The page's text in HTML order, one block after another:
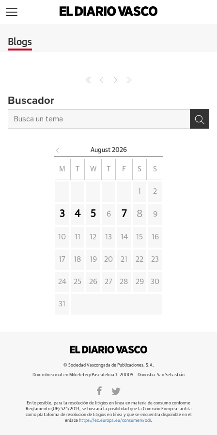
Blogs
Buscador
August 2026
M W F S S
1 2
3 4 5 6 7 8 9
10 11 12 13 14 15 16
17 18 19 20 21 22 23
24 25 26 27 28 29 30
31
© Sociedad Vascongada de Publicaciones, S.A.
Domicilio social en Mikeletegi Pasealekua 1. 20009 - Donostia-San Sebastián
En lo posible, para la resolución de litigios en línea en materia de consumo conforme
Reglamento (UE) 524/2013, se buscará la posibilidad que la Comisión Europea facilita
como plataforma de resolución de litigios en línea y que se encuentra disponible en el
enlace https://ec.europa.eu/consumers/odr.